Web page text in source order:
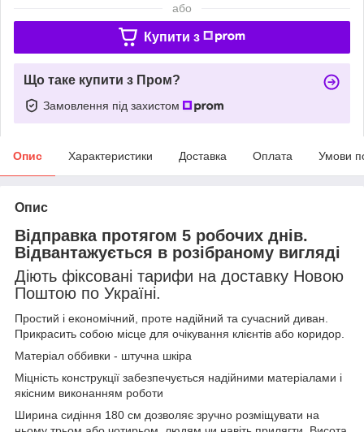
або
Купити з
Що таке купити з Пром?
Замовлення під захистом
Опис Характеристики Доставка Оплата Умови
Опис
Відправка протягом 5 робочих днів.
Відвантажується в розібраному вигляді
Діють фіксовані тарифи на доставку Новою
Поштою по Україні.
Простий і економічний, проте надійний та сучасний диван.
Прикрасить собою місце для очікування клієнтів або коридор.
Матеріал оббивки - штучна шкіра
Міцність конструкції забезпечується надійними матеріалами і
якісним виконанням роботи
Ширина сидіння 180 см дозволяє зручно розміщувати на